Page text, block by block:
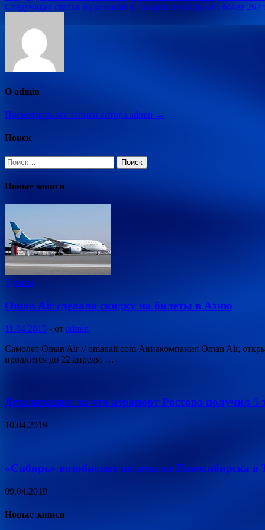
по
записям
Следующая статья Жуковский в I квартале обслужил более 267
О admin
Посмотреть все записи автора admin →
Поиск
Найти:
Новые записи
Туризм
Oman Air сделала скидку на билеты в Азию
11.04.2019 - от admin
Самолет Oman Air // omanair.com Авиакомпания Oman Air,
продлится до 22 апреля, …
Детализация: за что аэропорт Ростова получил 5
10.04.2019
«Сибирь» возобновит полеты из Новосибирска в
09.04.2019
Новые записи